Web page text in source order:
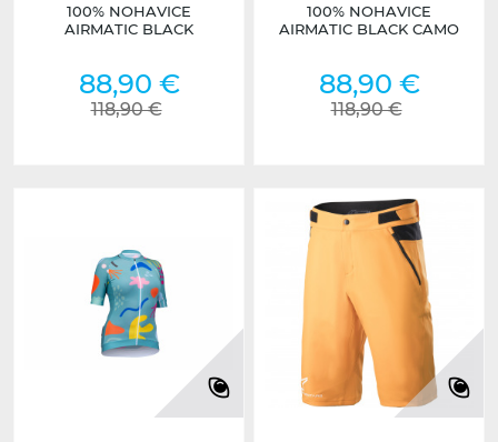
100% NOHAVICE
AIRMATIC BLACK
88,90 €
118,90 €
100% NOHAVICE
AIRMATIC BLACK CAMO
88,90 €
118,90 €